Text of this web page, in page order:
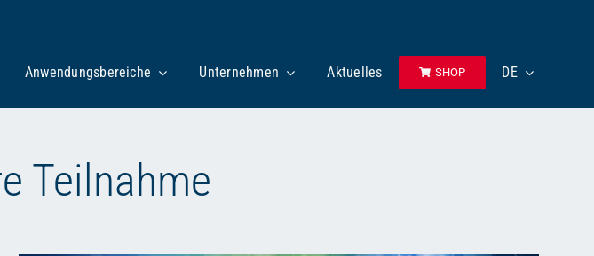
Anwendungsbereiche Unternehmen Aktuelles SHOP DE
Teilnahme